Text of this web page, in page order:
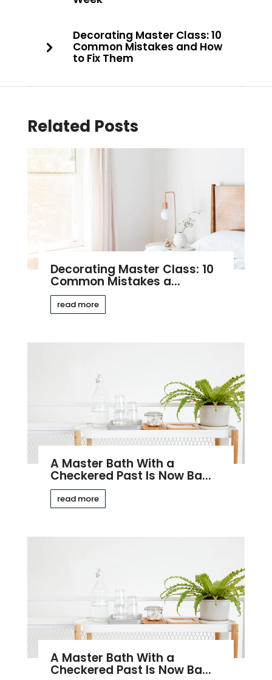
Decorating Master Class: 10
Common Mistakes and How
to Fix Them
Related Posts
Decorating Master Class: 10
Common Mistakes a...
read more
A Master Bath With a
Checkered Past Is Now Ba...
read more
A Master Bath With a
Checkered Past Is Now Ba...